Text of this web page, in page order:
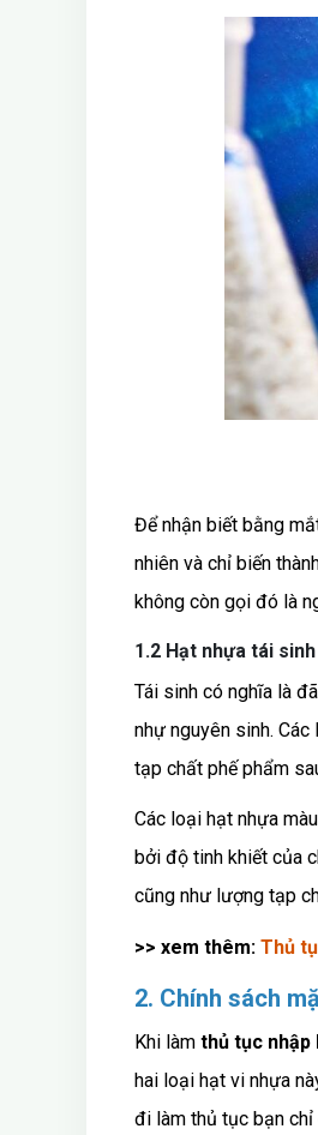
Để nhận biết bằng
nhiên và chỉ biến
không còn gọi đó là
1.2 Hạt nhựa tái sinh
Tái sinh có nghĩa là
nhự nguyên sinh.
tạp chất phế phẩm
Các loại hạt nhựa
bởi độ tinh khiết của
cũng như lượng tạp
>> xem thêm: Thủ
2. Chính sách
Khi làm thủ tục nhập
hai loại hạt vi nhựa
đi làm thủ tục bạn